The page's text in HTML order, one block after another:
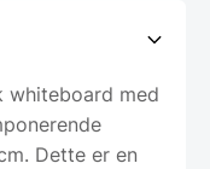
whiteboard med
Dette er en